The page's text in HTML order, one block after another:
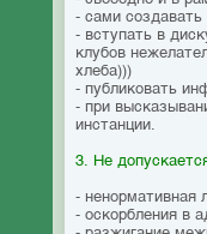
- сами
- вступать в
клубов
хлеба)))
- публиковать
- при
инстанции.
3. Не
- ненормативная
- оскорбления в